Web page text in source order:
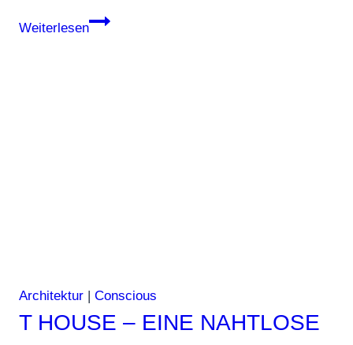
Weiterlesen
Aethos
Architektur Conscious
T HOUSE – EINE NAHTLOSE